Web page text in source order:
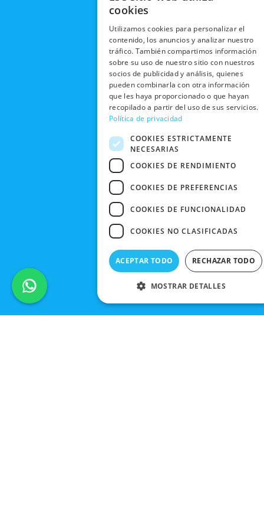
m
TRABAJA
CON
NOSOTROS
NUESTRAS
TIENDAS
BLACK
FRIDAY
CONTACTO
EN TIENDA
DEVOLUCIONES
Y CAMBIOS
CANCELAR
PEDIDO
PRIVACIDAD
CONDICIONES
DE COMPRA
cookies
Utilizamos cookies para personalizar el
contenido, los anuncios y analizar nuestro
tráfico. También compartimos información
sobre su uso de nuestro sitio con nuestros
socios de publicidad y análisis, quienes
pueden combinarla con otra información
que les haya proporcionado o que hayan
recopilado a partir del uso de sus servicios.
Política de privacidad
COOKIES ESTRICTAMENTE
NECESARIAS
COOKIES DE RENDIMIENTO
COOKIES DE PREFERENCIAS
COOKIES DE FUNCIONALIDAD
COOKIES NO CLASIFICADAS
ACEPTAR TODO RECHAZAR TODO
MOSTRAR DETALLES